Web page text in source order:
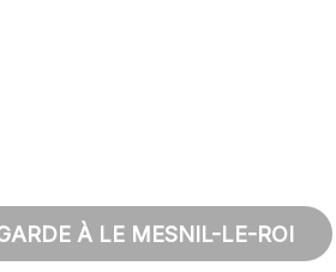
À LE MESNIL-LE-ROI